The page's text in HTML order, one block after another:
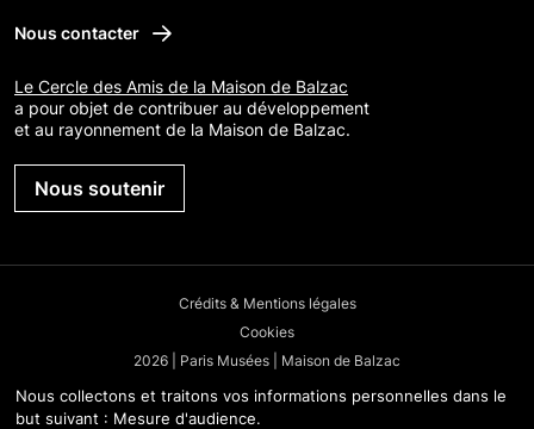
Nous collectons et traitons vos informations personnelles dans le
but suivant : Mesure d'audience.
Nous contacter
Le Cercle des Amis de la Maison de Balzac
a pour objet de contribuer au développement
et au rayonnement de la Maison de Balzac.
Nous soutenir
Crédits & Mentions légales
Cookies
2026 | Paris Musées | Maison de Balzac